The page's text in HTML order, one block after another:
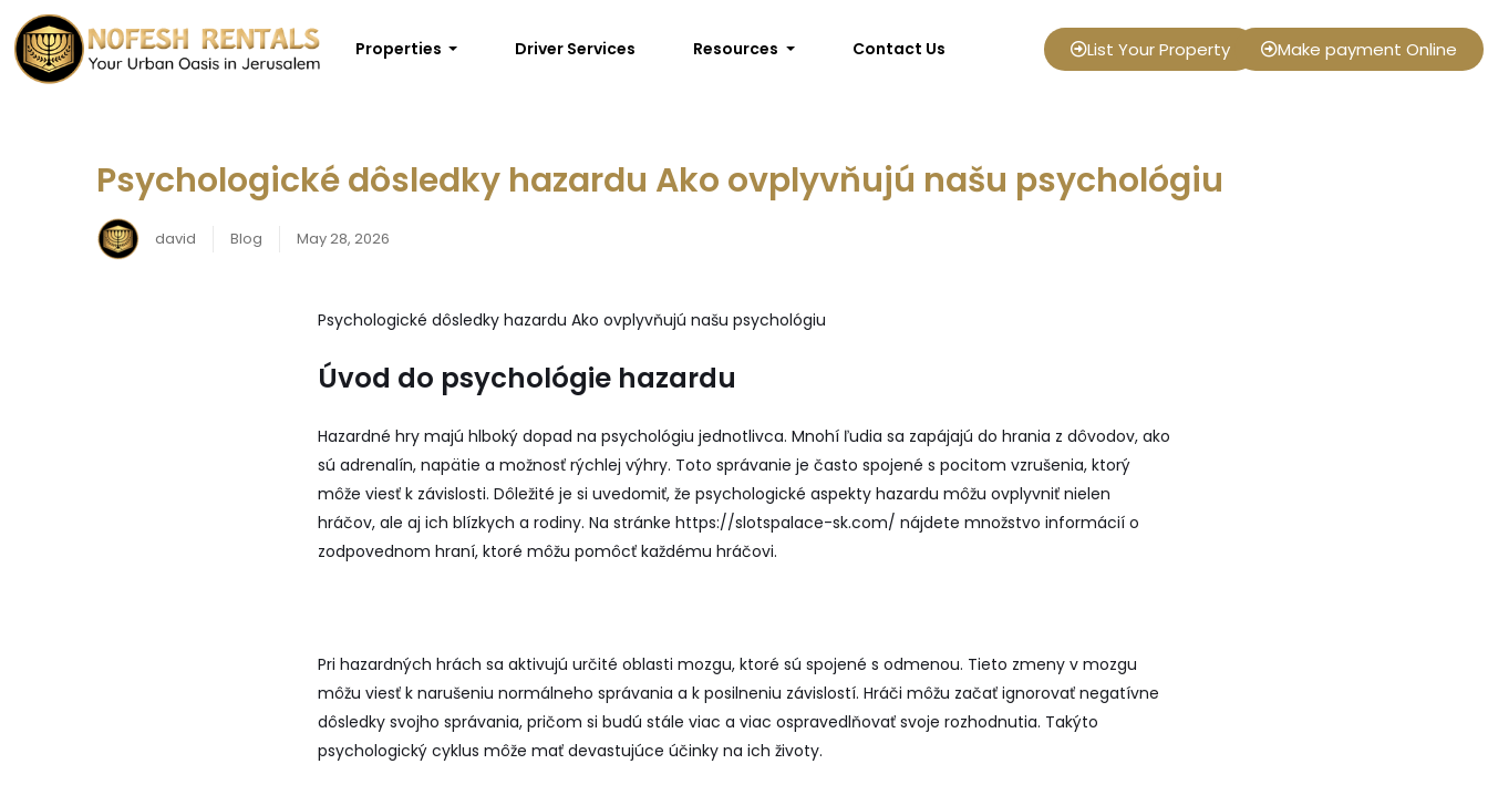
Properties Driver Services Resources Contact Us List Your Property Make payment Online
Psychologické dôsledky hazardu Ako ovplyvňujú našu psychológiu
david Blog May 28, 2026
Psychologické dôsledky hazardu Ako ovplyvňujú našu psychológiu
Úvod do psychológie hazardu
Hazardné hry majú hlboký dopad na psychológiu jednotlivca. Mnohí ľudia sa zapájajú do hrania z dôvodov, ako
sú adrenalín, napätie a možnosť rýchlej výhry. Toto správanie je často spojené s pocitom vzrušenia, ktorý
môže viesť k závislosti. Dôležité je si uvedomiť, že psychologické aspekty hazardu môžu ovplyvniť nielen
hráčov, ale aj ich blízkych a rodiny. Na stránke https://slotspalace-sk.com/ nájdete množstvo informácií o
zodpovednom hraní, ktoré môžu pomôcť každému hráčovi.
Pri hazardných hrách sa aktivujú určité oblasti mozgu, ktoré sú spojené s odmenou. Tieto zmeny v mozgu
môžu viesť k narušeniu normálneho správania a k posilneniu závislostí. Hráči môžu začať ignorovať negatívne
dôsledky svojho správania, pričom si budú stále viac a viac ospravedlňovať svoje rozhodnutia. Takýto
psychologický cyklus môže mať devastujúce účinky na ich životy.